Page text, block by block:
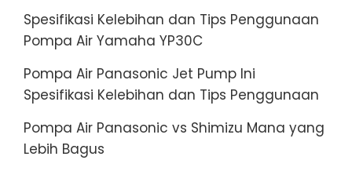
Spesifikasi Kelebihan dan Tips Penggunaan
Pompa Air Yamaha YP30C
Pompa Air Panasonic Jet Pump Ini
Spesifikasi Kelebihan dan Tips Penggunaan
Pompa Air Panasonic vs Shimizu Mana yang
Lebih Bagus